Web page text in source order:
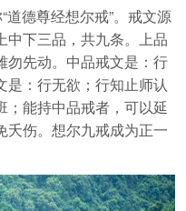
道德尊经想尔戒”。戒文源
中下三品，共九条。上品
勿先动。中品戒文是：行
：行无欲；行知止师认
；能持中品戒者，可以延
夭伤。想尔九戒成为正一